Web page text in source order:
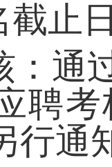
止日
通
聘
行通